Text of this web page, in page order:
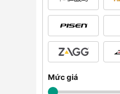
Mức giá